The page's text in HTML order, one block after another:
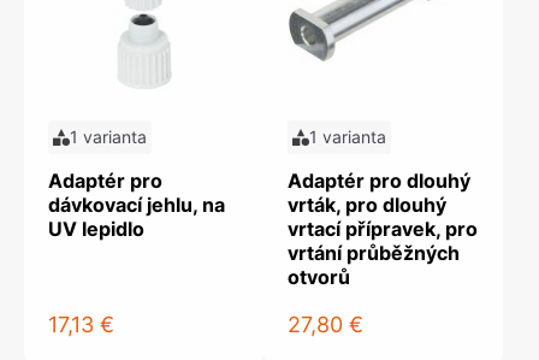
1 varianta
Adaptér pro
dávkovací jehlu, na
UV lepidlo
17,13 €
1 varianta
Adaptér pro dlouhý
vrták, pro dlouhý
vrtací přípravek, pro
vrtání průběžných
otvorů
27,80 €